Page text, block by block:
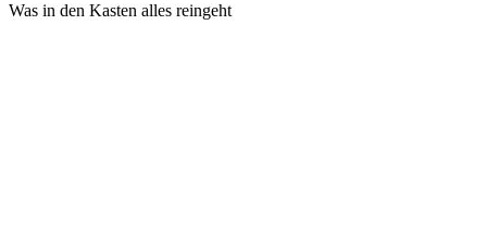
Was in den Kasten alles reingeht